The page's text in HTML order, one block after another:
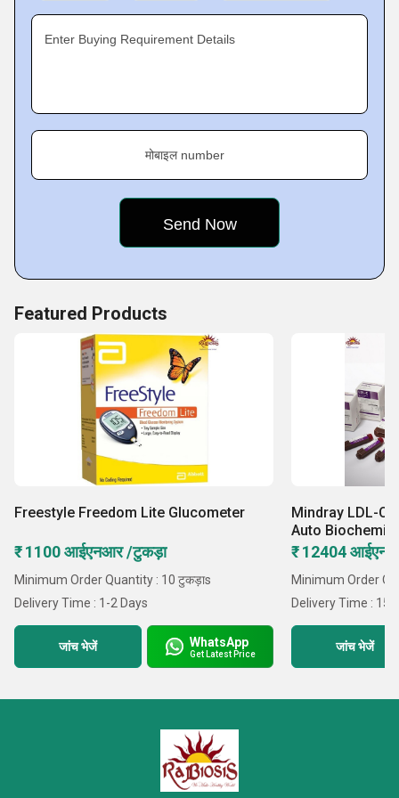
Key Facts of Raj Biosis Private Limited :
Enter Buying Requirement Details
मोबाइल number
Featured Products
Freestyle Freedom Lite Glucometer
₹ 1100 आईएनआर /टुकड़ा
Minimum Order Quantity : 10 टुकड़ाs
Delivery Time : 1-2 Days
जांच भेजें WhatsApp
Get Latest Price
Mindray LDL-C
Auto
₹ 12404
Minimum Order
Delivery Time : 15
जांच भेजें